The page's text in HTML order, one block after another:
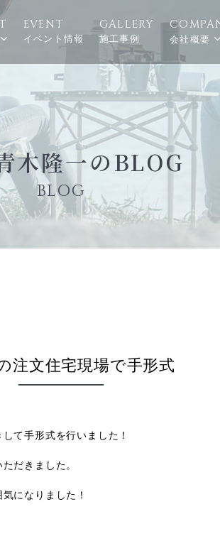
EVENT
イベント情報
GALLERY
施工事例 会社概要
木隆一のBLOG
BLOG
注文住宅現場で手形式
て手形式を行いました！
だきました。
になりました！